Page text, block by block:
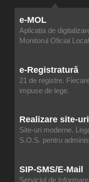
e-MOL
Aplicația de
Monitorul Oficial Local
e-Registratură
21 de registre.
impuse de lege.
Realizare site-uri
Site-uri moderne.
S.O.S. pentru
SIP-SMS/E-Mail
Serviciul de